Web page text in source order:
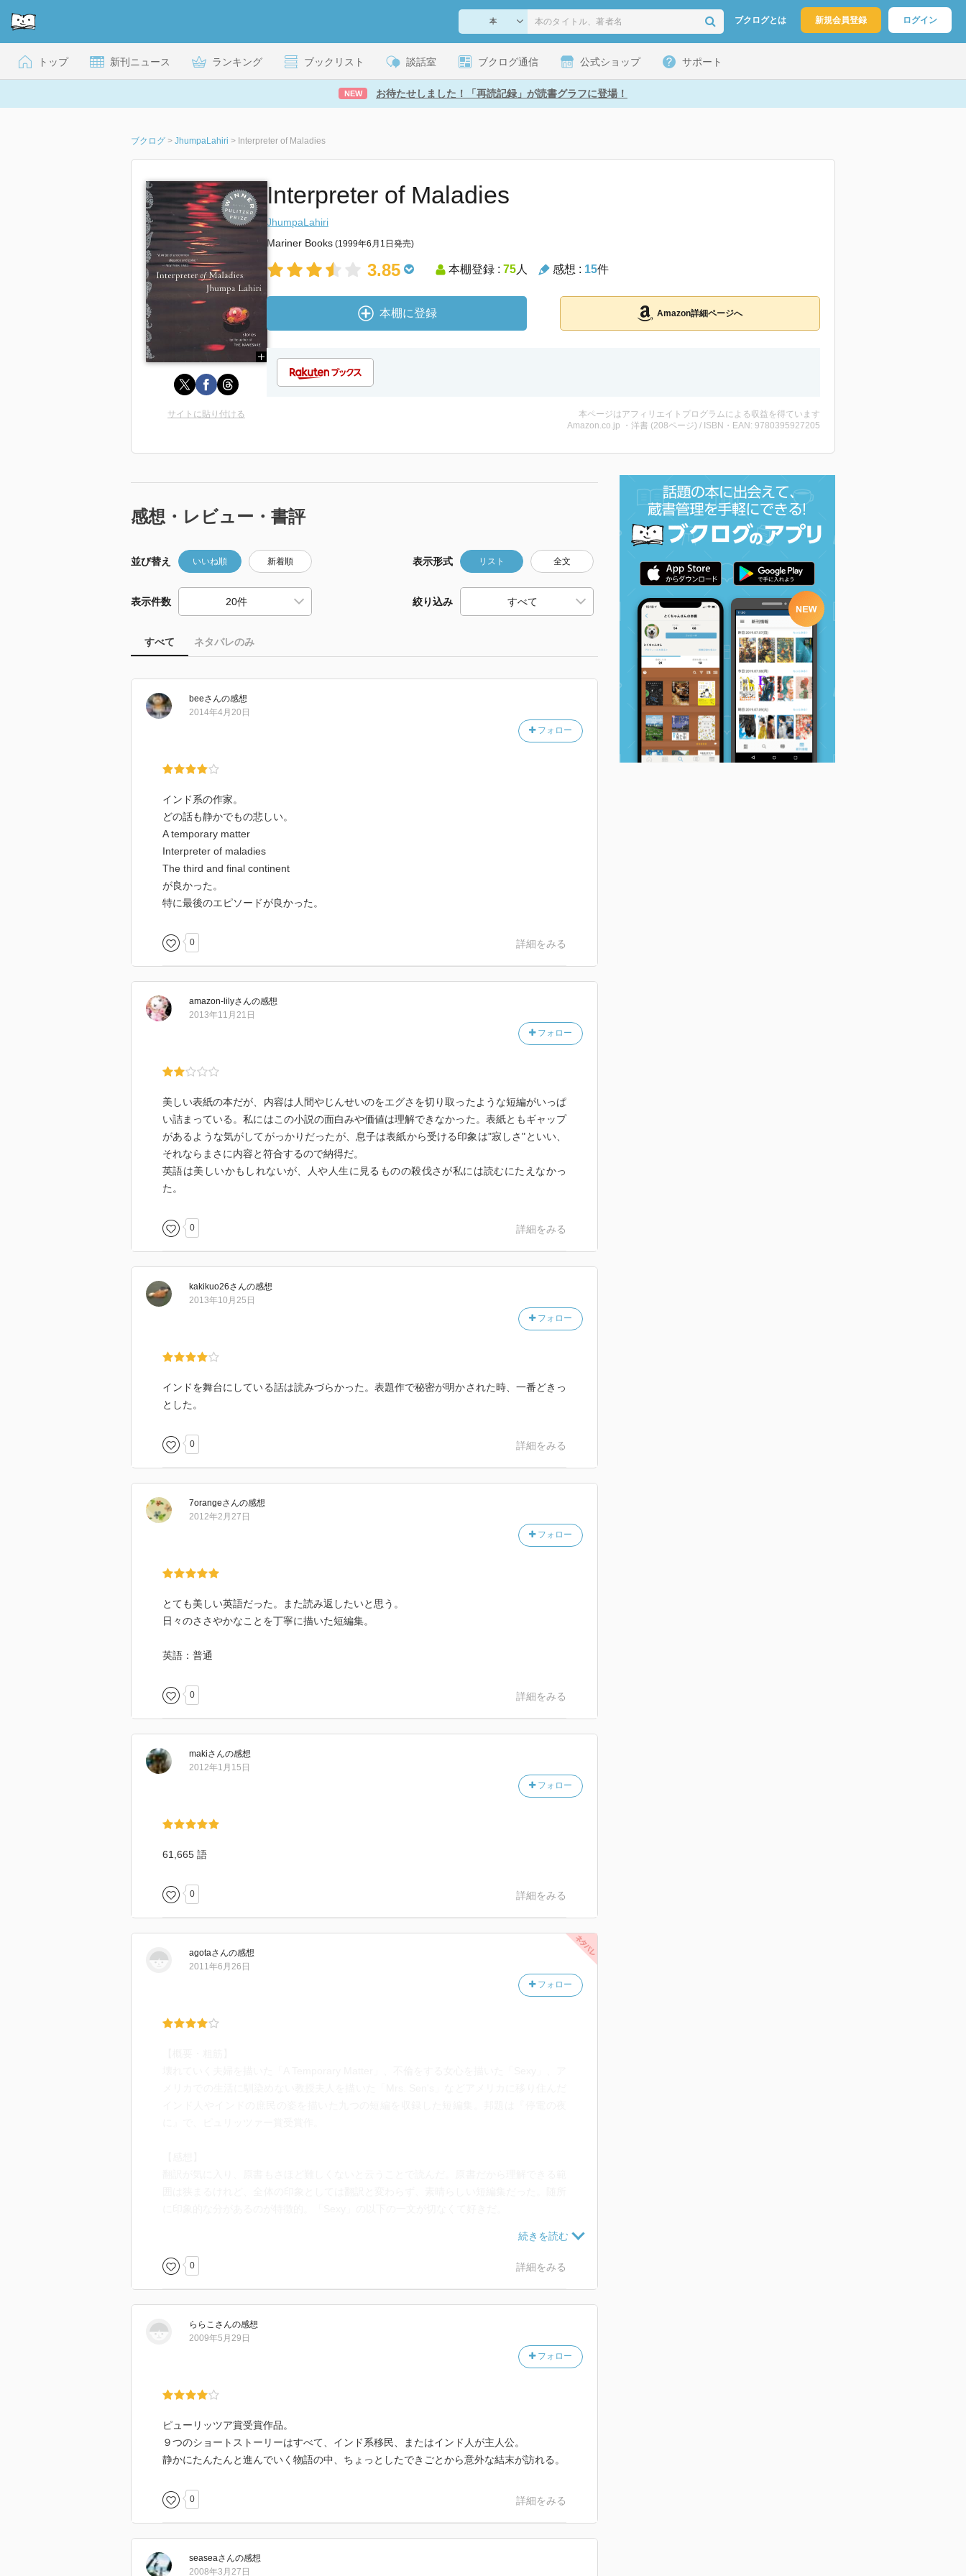
ブクログとは 新規会員登録 ログイン
トップ 新刊ニュース ランキング ブックリスト 談話室 ブクログ通信 公式ショップ サポート
NEW お待たせしました！「再読記録」が読書グラフに登場！
ブクログ > JhumpaLahiri > Interpreter of Maladies
Interpreter of Maladies
JhumpaLahiri
Mariner Books (1999年6月1日発売)
3.85 本棚登録 : 75人 感想 : 15件
本棚に登録 Amazon詳細ページへ
サイトに貼り付ける
本ページはアフィリエイトプログラムによる収益を得ています
Amazon.co.jp ・洋書 (208ページ) / ISBN・EAN: 9780395927205
感想・レビュー・書評
並び替え いいね順 新着順 表示形式 リスト 全文
表示件数 絞り込み
すべて ネタバレのみ
beeさんの感想
フォロー
2014年4月20日
インド系の作家。
どの話も静かでもの悲しい。
A temporary matter
Interpreter of maladies
The third and final continent
が良かった。
特に最後のエピソードが良かった。
0 詳細をみる
amazon-lilyさんの感想
フォロー
2013年11月21日
美しい表紙の本だが、内容は人間やじんせいのをエグさを切り取ったような短編がいっぱ
い詰まっている。私にはこの小説の面白みや価値は理解できなかった。表紙ともギャップ
があるような気がしてがっかりだったが、息子は表紙から受ける印象は"寂しさ"といい、
それならまさに内容と符合するので納得だ。
英語は美しいかもしれないが、人や人生に見るものの殺伐さが私には読むにたえなかっ
た。
0 詳細をみる
kakikuo26さんの感想
フォロー
2013年10月25日
インドを舞台にしている話は読みづらかった。表題作で秘密が明かされた時、一番どきっ
とした。
0 詳細をみる
7orangeさんの感想
フォロー
2012年2月27日
とても美しい英語だった。また読み返したいと思う。
日々のささやかなことを丁寧に描いた短編集。
英語：普通
0 詳細をみる
makiさんの感想
フォロー
2012年1月15日
61,665 語
0 詳細をみる
agotaさんの感想
フォロー
2011年6月26日
Miranda cried harder, unable to stop. But Rohin still slept. She guessed that he was used
to it now, to the sound of a woman crying.
涙は見慣れると何とも思わなくなるのもよくわかる。
洋販によると本書はTOEIC600点レベルとしている。ただ、読みやすさ・難易度はそれぞ
0 詳細をみる
ららこ さんの感想
フォロー
2009年5月29日
ピューリッツア賞受賞作品。
９つのショートストーリーはすべて、インド系移民、またはインド人が主人公。
静かにたんたんと進んでいく物語の中、ちょっとしたできごとから意外な結末が訪れる。
0 詳細をみる
seaseaさんの感想
2008年3月27日